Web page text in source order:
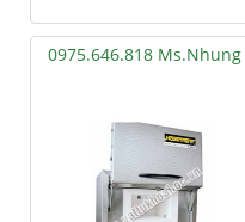
0975.646.818 Ms.Nhung